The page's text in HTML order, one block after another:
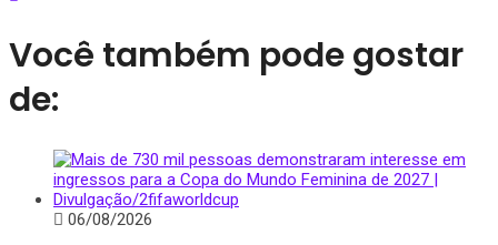
Você também pode gostar
de:
06/08/2026